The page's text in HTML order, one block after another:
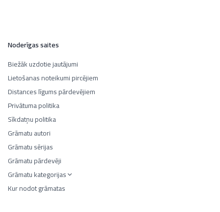
Noderīgas saites
Biežāk uzdotie jautājumi
Lietošanas noteikumi pircējiem
Distances līgums pārdevējiem
Privātuma politika
Sīkdatņu politika
Grāmatu autori
Grāmatu sērijas
Grāmatu pārdevēji
Grāmatu kategorijas
Kur nodot grāmatas